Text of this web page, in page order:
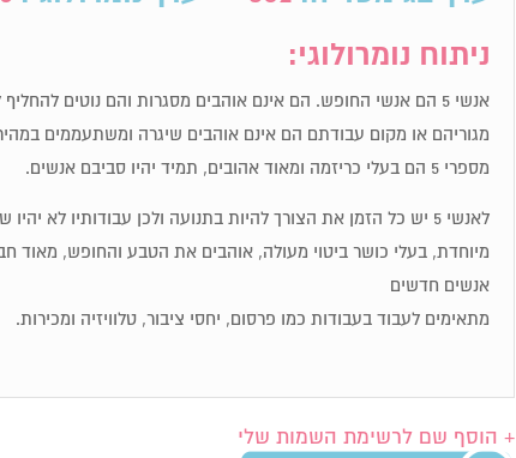
ניתוח נומרולוגי:
אנשי 5 הם אנשי החופש. הם אינם אוהבים מסגרות והם נוטים
מגוריהם או מקום עבודתם הם אינם אוהבים שיגרה ומשתעממים
מספרי 5 הם בעלי כריזמה ומאוד אהובים, תמיד יהיו סביבם אנשים.
לאנשי 5 יש כל הזמן את הצורך להיות בתנועה ולכן עבודותיו לא
מיוחדת, בעלי כושר ביטוי מעולה, אוהבים את הטבע והחופש, מאוד
אנשים חדשים
מתאימים לעבוד בעבודות כמו פרסום, יחסי ציבור, טלוויזיה ומכירות.
+ הוסף שם לרשימת השמות שלי